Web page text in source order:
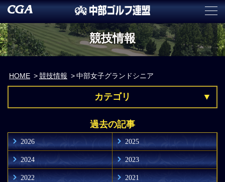
競技情報
HOME 競技情報 中部女子グランドシニア
カテゴリ
過去の記事
2026 2025
2024 2023
2022 2021